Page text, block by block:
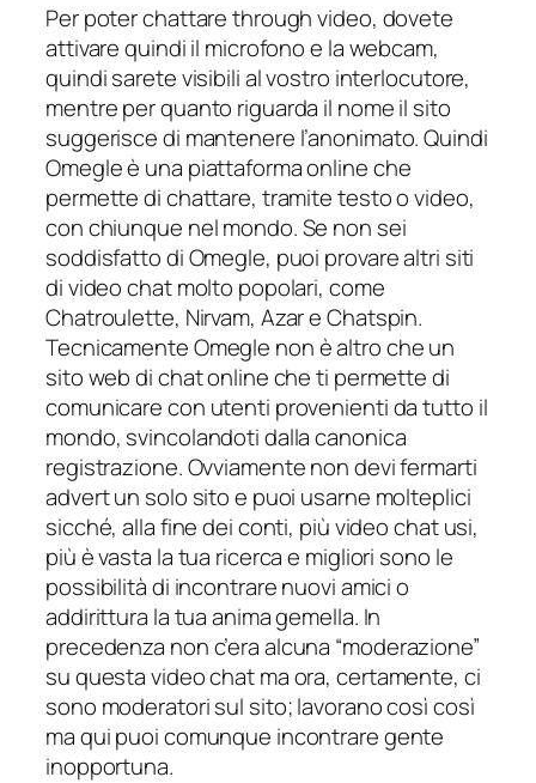
Per poter chattare through video, dovete
attivare quindi il microfono e la webcam,
quindi sarete visibili al vostro interlocutore,
mentre per quanto riguarda il nome il sito
suggerisce di mantenere l’anonimato. Quindi
Omegle è una piattaforma online che
permette di chattare, tramite testo o video,
con chiunque nel mondo. Se non sei
soddisfatto di Omegle, puoi provare altri siti
di video chat molto popolari, come
Chatroulette, Nirvam, Azar e Chatspin.
Tecnicamente Omegle non è altro che un
sito web di chat online che ti permette di
comunicare con utenti provenienti da tutto il
mondo, svincolandoti dalla canonica
registrazione. Ovviamente non devi fermarti
advert un solo sito e puoi usarne molteplici
sicché, alla fine dei conti, più video chat usi,
più è vasta la tua ricerca e migliori sono le
possibilità di incontrare nuovi amici o
addirittura la tua anima gemella. In
precedenza non c’era alcuna “moderazione”
su questa video chat ma ora, certamente, ci
sono moderatori sul sito; lavorano così così
ma qui puoi comunque incontrare gente
inopportuna.